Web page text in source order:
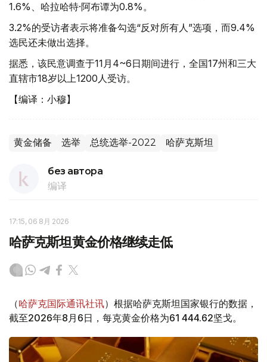
1.6%、哈拉哈特·阿布谭为0.8%。
3.2%的受访者表示将准备勾选“反对所有人”选项，而9.4%
选民还未做出选择。
据悉，该民意调查于11月4~6日期间进行，全国17州和三大
直辖市18岁以上1200人受访。
【编译：小穆】
黄金储备 选举 总统选举-2022 哈萨克斯坦
без автора
编译
17:15, 06 8月 2026
哈萨克斯坦黄金价格继续走低
（哈萨克国际通讯社讯）根据哈萨克斯坦国家银行的数据，
截至2026年8月6日，每克黄金价格为61 444.62坚戈。